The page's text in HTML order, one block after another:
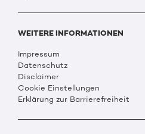
WEITERE INFORMATIONEN
Impressum
Datenschutz
Disclaimer
Cookie Einstellungen
Erklärung zur Barrierefreiheit